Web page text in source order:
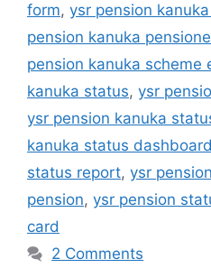
form, ysr pension
pension kanuka
pension kanuka scheme
kanuka status, ysr
ysr pension kanuka
kanuka status dashboard
status report, ysr
pension, ysr pension
card
2 Comments